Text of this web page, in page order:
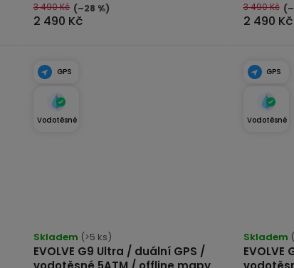
2 490 Kč
3 490 Kč (–28 %)
2 490 Kč
3 490 Kč
GPS
Vodotěsné
EVOLVE G9 Ultra / duální GPS /
hodnocení
produktu
Skladem (>5 ks)
GPS
Vodotěsné
Skladem